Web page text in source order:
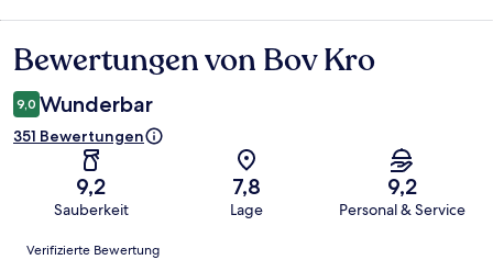
Bewertungen
Bewertungen von Bov Kro
9,0 Wunderbar
351 Bewertungen
9,2
Sauberkeit
7,8
Lage
9,2
Personal & Service
Bewertungen
Verifizierte Bewertung